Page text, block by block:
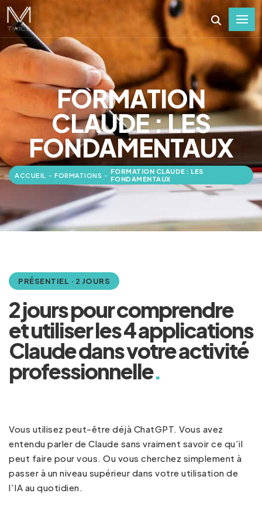
FORMATION
CLAUDE : LES
FONDAMENTAUX
ACCUEIL - FORMATIONS - FORMATION CLAUDE : LES
FONDAMENTAUX
PRÉSENTIEL · 2 JOURS
2 jours pour comprendre
et utiliser les 4 applications
Claude dans votre activité
professionnelle.
Vous utilisez peut-être déjà ChatGPT. Vous avez
entendu parler de Claude sans vraiment savoir ce qu’il
peut faire pour vous. Ou vous cherchez simplement à
passer à un niveau supérieur dans votre utilisation de
l’IA au quotidien.